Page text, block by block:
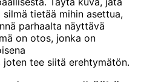
tietää mihin asettua,
parhaalta näyttävä
on otos, jonka on
tee siitä erehtymätön.